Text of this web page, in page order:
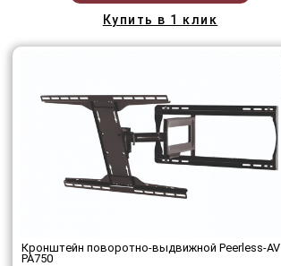
Купить в 1 клик
Кронштейн поворотно-выдвижной Peerless-AV
PA750